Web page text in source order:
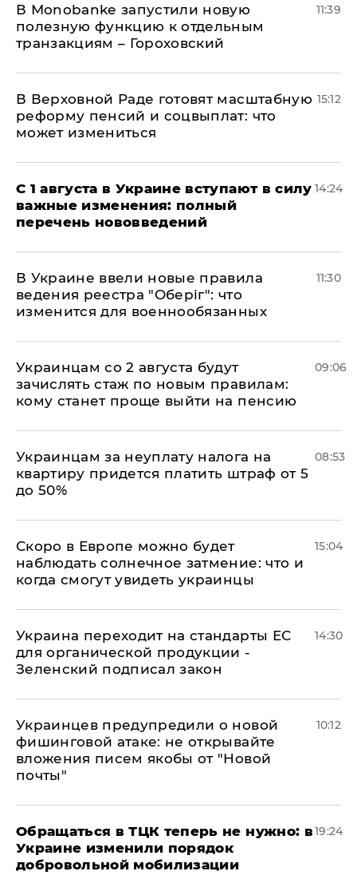
В Мonobankе запустили новую
полезную функцию к отдельным
транзакциям – Гороховский
11:39
В Верховной Раде готовят масштабную
реформу пенсий и соцвыплат: что
может измениться
15:12
С 1 августа в Украине вступают в силу
важные изменения: полный
перечень нововведений
14:24
В Украине ввели новые правила
ведения реестра "Оберіг": что
изменится для военнообязанных
11:30
Украинцам со 2 августа будут
зачислять стаж по новым правилам:
кому станет проще выйти на пенсию
09:06
Украинцам за неуплату налога на
квартиру придется платить штраф от 5
до 50%
08:53
Скоро в Европе можно будет
наблюдать солнечное затмение: что и
когда смогут увидеть украинцы
15:04
Украина переходит на стандарты ЕС
для органической продукции -
Зеленский подписал закон
14:30
Украинцев предупредили о новой
фишинговой атаке: не открывайте
вложения писем якобы от "Новой
почты"
10:12
Обращаться в ТЦК теперь не нужно: в
Украине изменили порядок
добровольной мобилизации
19:24